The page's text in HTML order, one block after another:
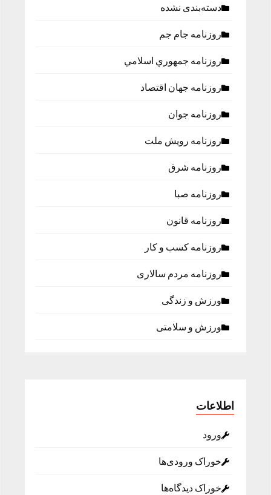
دسته‌بندی نشده
روزنامه جام جم
روزنامه جمهوري اسلامي
روزنامه جهان اقتصاد
روزنامه جوان
روزنامه رویش ملت
روزنامه شرق
روزنامه صبا
روزنامه قانون
روزنامه كسب و كار
روزنامه مردم سالاری
ورزش و زندگی
ورزش و سلامتی
اطلاعات
ورود
خوراک ورودی‌ها
خوراک دیدگاه‌ها